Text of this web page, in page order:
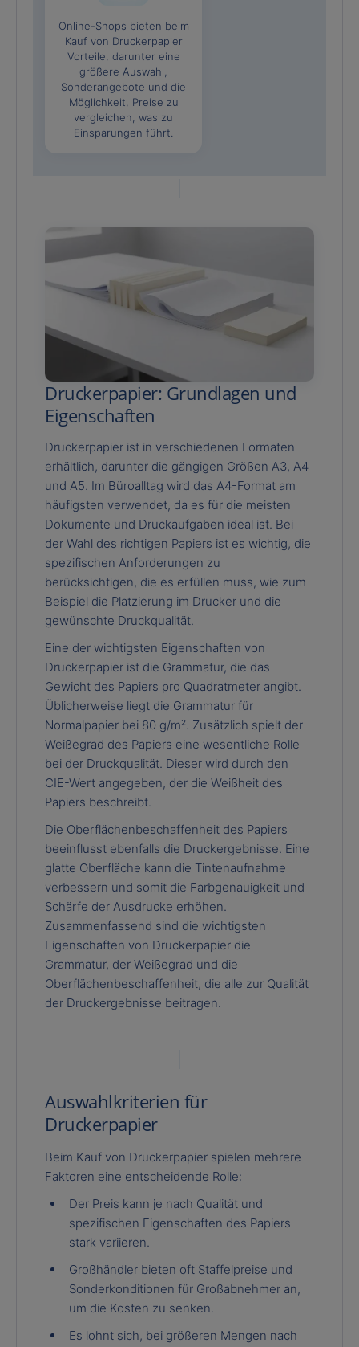
Online-Shops bieten beim
Kauf von Druckerpapier
Vorteile, darunter eine
größere Auswahl,
Sonderangebote und die
Möglichkeit, Preise zu
vergleichen, was zu
Einsparungen führt.
Druckerpapier: Grundlagen und
Eigenschaften
Druckerpapier ist in verschiedenen Formaten
erhältlich, darunter die gängigen Größen A3, A4
und A5. Im Büroalltag wird das A4-Format am
häufigsten verwendet, da es für die meisten
Dokumente und Druckaufgaben ideal ist. Bei
der Wahl des richtigen Papiers ist es wichtig, die
spezifischen Anforderungen zu
berücksichtigen, die es erfüllen muss, wie zum
Beispiel die Platzierung im Drucker und die
gewünschte Druckqualität.
Eine der wichtigsten Eigenschaften von
Druckerpapier ist die Grammatur, die das
Gewicht des Papiers pro Quadratmeter angibt.
Üblicherweise liegt die Grammatur für
Normalpapier bei 80 g/m². Zusätzlich spielt der
Weißegrad des Papiers eine wesentliche Rolle
bei der Druckqualität. Dieser wird durch den
CIE-Wert angegeben, der die Weißheit des
Papiers beschreibt.
Die Oberflächenbeschaffenheit des Papiers
beeinflusst ebenfalls die Druckergebnisse. Eine
glatte Oberfläche kann die Tintenaufnahme
verbessern und somit die Farbgenauigkeit und
Schärfe der Ausdrucke erhöhen.
Zusammenfassend sind die wichtigsten
Eigenschaften von Druckerpapier die
Grammatur, der Weißegrad und die
Oberflächenbeschaffenheit, die alle zur Qualität
der Druckergebnisse beitragen.
Auswahlkriterien für
Druckerpapier
Beim Kauf von Druckerpapier spielen mehrere
Faktoren eine entscheidende Rolle:
Der Preis kann je nach Qualität und
spezifischen Eigenschaften des Papiers
stark variieren.
Großhändler bieten oft Staffelpreise und
Sonderkonditionen für Großabnehmer an,
um die Kosten zu senken.
Es lohnt sich, bei größeren Mengen nach